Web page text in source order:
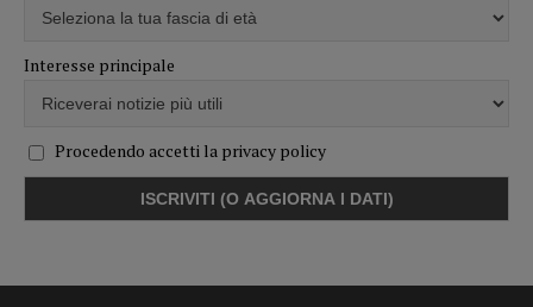
Interesse principale
Procedendo accetti la privacy policy